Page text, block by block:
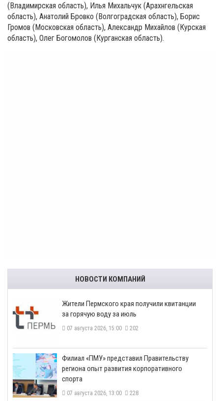
(Владимирская область), Илья Михальчук (Арахнгельская
область), Анатолий Бровко (Волгоградская область), Борис
Громов (Московская область), Александр Михайлов (Курская
область), Олег Богомолов (Курганская область).
НОВОСТИ КОМПАНИЙ
​Жители Пермского края получили квитанции
за горячую воду за июль
07 августа 2026, 15:00 202
​Филиал «ПМУ» представил Правительству
региона опыт развития корпоративного
спорта
07 августа 2026, 13:00 228